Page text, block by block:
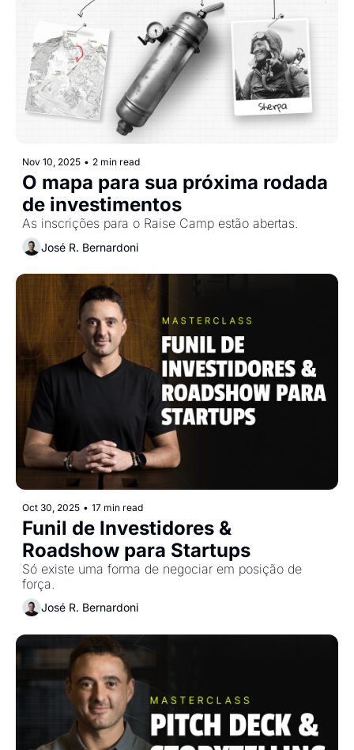
Nov 10, 2025 • 2 min read
O mapa para sua próxima rodada
de investimentos
As inscrições para o Raise Camp estão abertas.
José R. Bernardoni
Oct 30, 2025 • 17 min read
Funil de Investidores &
Roadshow para Startups
Só existe uma forma de negociar em posição de
força.
José R. Bernardoni